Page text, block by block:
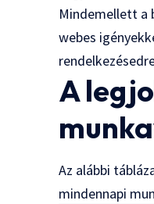
Mindemellett a
webes
A
Az alábbi
mindennapi